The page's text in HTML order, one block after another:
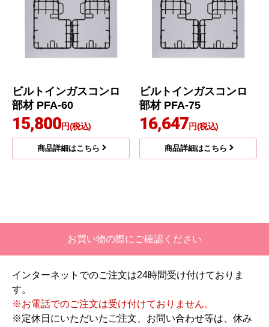
ビルトインガスコンロ
部材 PFA-60
15,800円(税込)
商品詳細はこちら
ビルトインガスコンロ
部材 PFA-75
16,647円(税込)
商品詳細はこちら
お買い物の際にご確認ください
インターネットでのご注文は24時間受け付けておりま
す。
※お電話でのご注文は受け付けておりません。
※定休日にいただいたご注文、お問い合わせ等は、休み